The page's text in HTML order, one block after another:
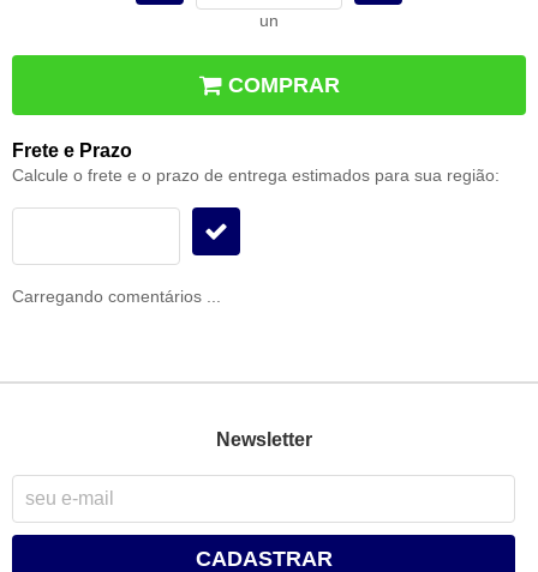
un
COMPRAR
Frete e Prazo
Calcule o frete e o prazo de entrega estimados para sua região:
Carregando comentários ...
Newsletter
CADASTRAR